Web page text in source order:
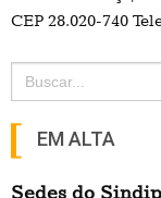
CEP 28.020-740
Search
for:
EM ALTA
Sedes do